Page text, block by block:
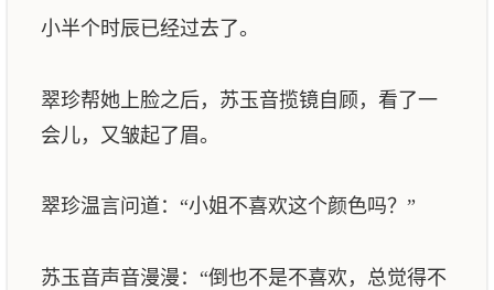
小半个时辰已经过去了。
翠珍帮她上脸之后，苏玉音揽镜自顾，看了一
会儿，又皱起了眉。
翠珍温言问道：“小姐不喜欢这个颜色吗？”
苏玉音声音漫漫：“倒也不是不喜欢，总觉得不